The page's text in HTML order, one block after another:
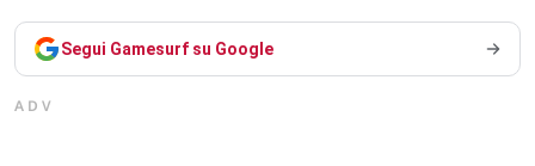
Segui Gamesurf su Google
ADV